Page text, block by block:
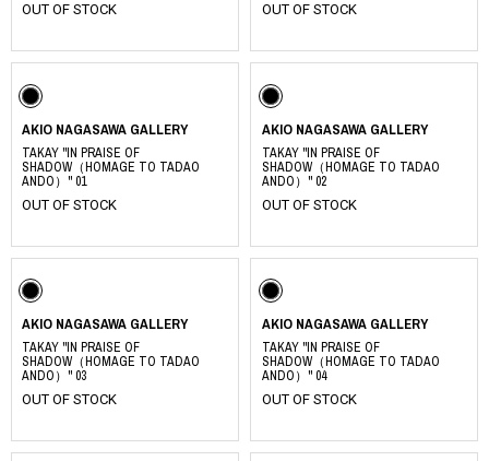
OUT OF STOCK OUT OF STOCK
AKIO NAGASAWA GALLERY
TAKAY "IN PRAISE OF
SHADOW（HOMAGE TO TADAO
ANDO）" 01
OUT OF STOCK
AKIO NAGASAWA GALLERY
TAKAY "IN PRAISE OF
SHADOW（HOMAGE TO TADAO
ANDO）" 02
OUT OF STOCK
AKIO NAGASAWA GALLERY
TAKAY "IN PRAISE OF
SHADOW（HOMAGE TO TADAO
ANDO）" 03
OUT OF STOCK
AKIO NAGASAWA GALLERY
TAKAY "IN PRAISE OF
SHADOW（HOMAGE TO TADAO
ANDO）" 04
OUT OF STOCK